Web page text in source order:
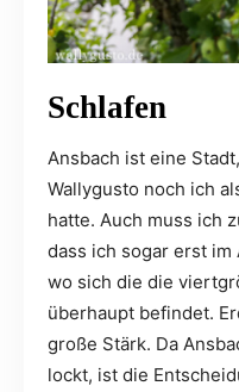
Schlafen
Ansbach ist eine
Wallygusto noch ich
hatte. Auch muss ich
dass ich sogar erst im
wo sich die die
überhaupt befindet.
große Stärk. Da
lockt, ist die